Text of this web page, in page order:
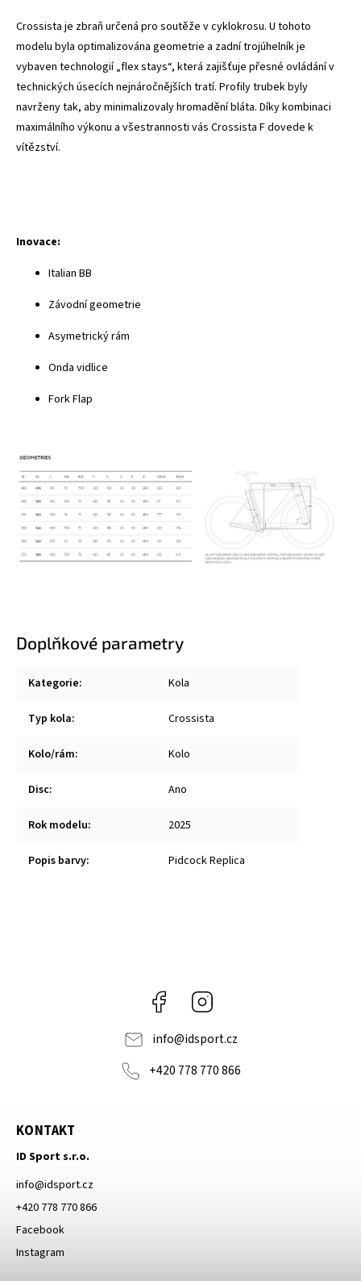
Crossista je zbraň určená pro soutěže v cyklokrosu. U tohoto
modelu byla optimalizována geometrie a zadní trojúhelník je
vybaven technologií „flex stays“, která zajišťuje přesné ovládání v
technických úsecích nejnáročnějších tratí. Profily trubek byly
navrženy tak, aby minimalizovaly hromadění bláta. Díky kombinaci
maximálního výkonu a všestrannosti vás Crossista F dovede k
vítězství.
Inovace:
Italian BB
Závodní geometrie
Asymetrický rám
Onda vidlice
Fork Flap
Doplňkové parametry
Kategorie: Kola
Typ kola: Crossista
Kolo/rám: Kolo
Disc: Ano
Rok modelu: 2025
Popis barvy: Pidcock Replica
Facebook
info@idsport.cz
+420 778 770 866
KONTAKT
ID Sport s.r.o.
info@idsport.cz
+420 778 770 866
Facebook
Instagram